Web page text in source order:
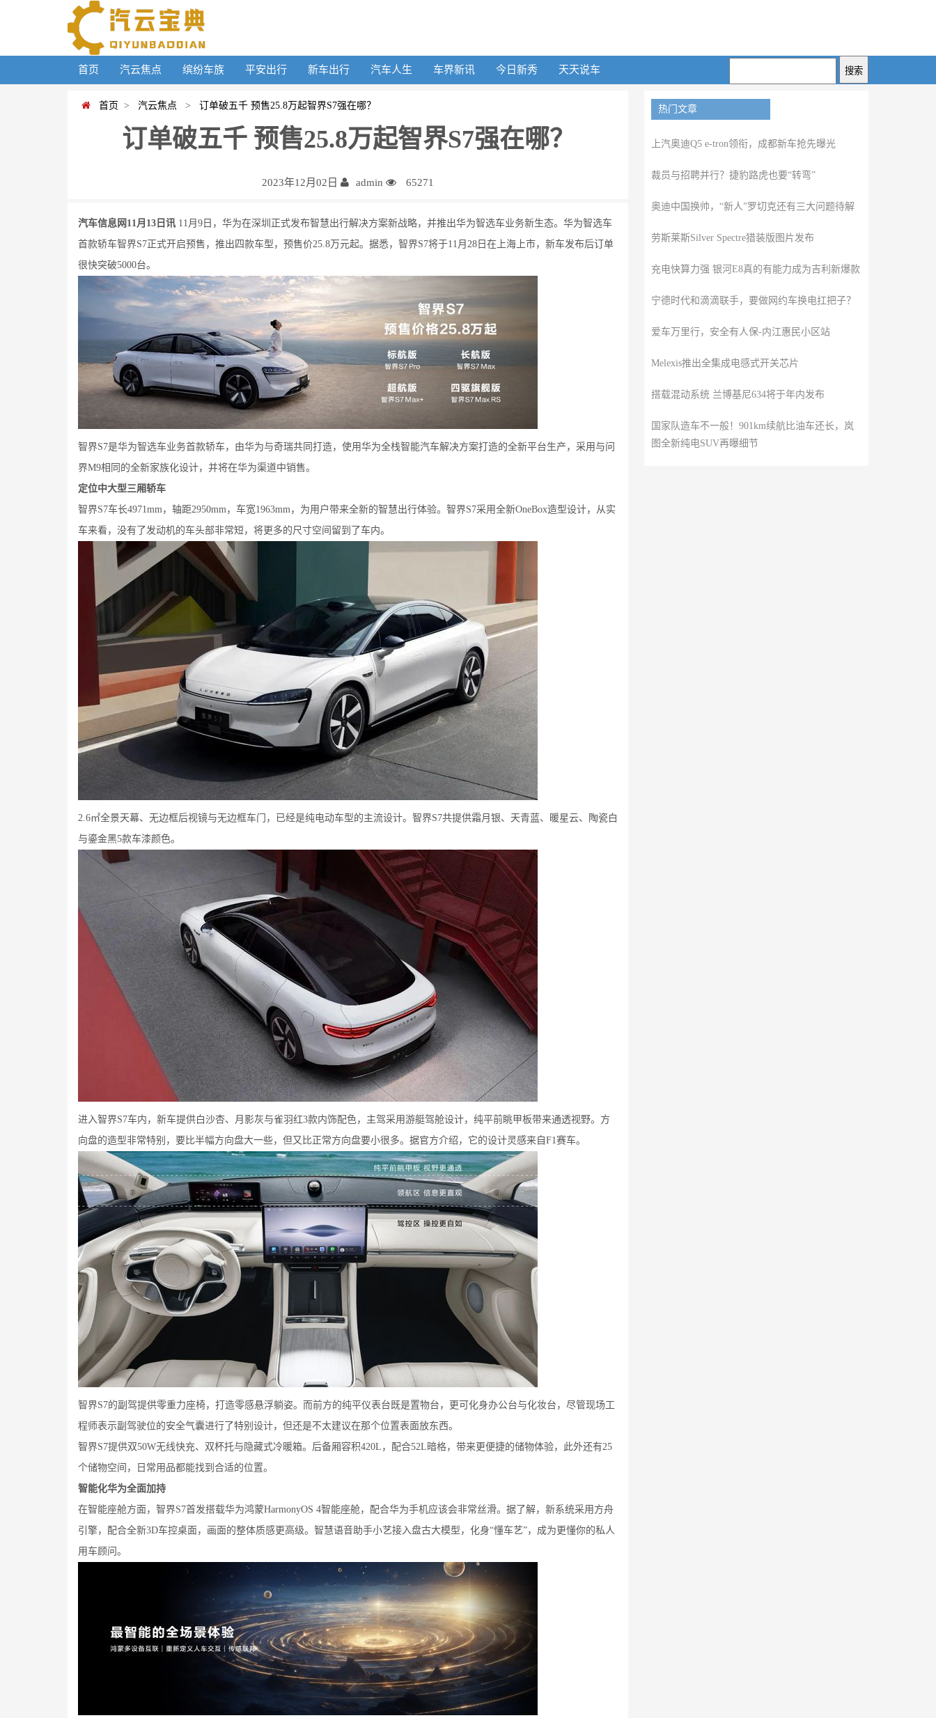
首页 汽云焦点 缤纷车族 平安出行 新车出行 汽车人生 车界新讯 今日新秀 天天说车
首页 > 汽云焦点 > 订单破五千 预售25.8万起智界S7强在哪？
订单破五千 预售25.8万起智界S7强在哪？
2023年12月02日 admin 65271
汽车信息网11月13日讯 11月9日，华为在深圳正式发布智慧出行解决方案新战略，并推出华为智选车业务新生态。华为智选车
首款轿车智界S7正式开启预售，推出四款车型，预售价25.8万元起。据悉，智界S7将于11月28日在上海上市，新车发布后订单
很快突破5000台。
智界S7是华为智选车业务首款轿车，由华为与奇瑞共同打造，使用华为全栈智能汽车解决方案打造的全新平台生产，采用与问
界M9相同的全新家族化设计，并将在华为渠道中销售。
定位中大型三厢轿车
智界S7车长4971mm，轴距2950mm，车宽1963mm，为用户带来全新的智慧出行体验。智界S7采用全新OneBox造型设计，从实
车来看，没有了发动机的车头部非常短，将更多的尺寸空间留到了车内。
2.6㎡全景天幕、无边框后视镜与无边框车门，已经是纯电动车型的主流设计。智界S7共提供霜月银、天青蓝、暖星云、陶瓷白
与鎏金黑5款车漆颜色。
进入智界S7车内，新车提供白沙杏、月影灰与雀羽红3款内饰配色，主驾采用游艇驾舱设计，纯平前眺甲板带来通透视野。方
向盘的造型非常特别，要比半幅方向盘大一些，但又比正常方向盘要小很多。据官方介绍，它的设计灵感来自F1赛车。
智界S7的副驾提供零重力座椅，打造零感悬浮躺姿。而前方的纯平仪表台既是置物台，更可化身办公台与化妆台，尽管现场工
程师表示副驾驶位的安全气囊进行了特别设计，但还是不太建议在那个位置表面放东西。
智界S7提供双50W无线快充、双杯托与隐藏式冷暖箱。后备厢容积420L，配合52L暗格，带来更便捷的储物体验，此外还有25
个储物空间，日常用品都能找到合适的位置。
智能化华为全面加持
在智能座舱方面，智界S7首发搭载华为鸿蒙HarmonyOS 4智能座舱，配合华为手机应该会非常丝滑。据了解，新系统采用方舟
引擎，配合全新3D车控桌面，画面的整体质感更高级。智慧语音助手小艺接入盘古大模型，化身“懂车艺”，成为更懂你的私人
用车顾问。
热门文章
上汽奥迪Q5 e-tron领衔，成都新车抢先曝光
裁员与招聘并行？捷豹路虎也要“转弯”
奥迪中国换帅，“新人”罗切克还有三大问题待解
劳斯莱斯Silver Spectre猎装版图片发布
充电快算力强 银河E8真的有能力成为吉利新爆款
宁德时代和滴滴联手，要做网约车换电扛把子？
爱车万里行，安全有人保-内江惠民小区站
Melexis推出全集成电感式开关芯片
搭载混动系统 兰博基尼634将于年内发布
国家队造车不一般！901km续航比油车还长，岚
图全新纯电SUV再曝细节